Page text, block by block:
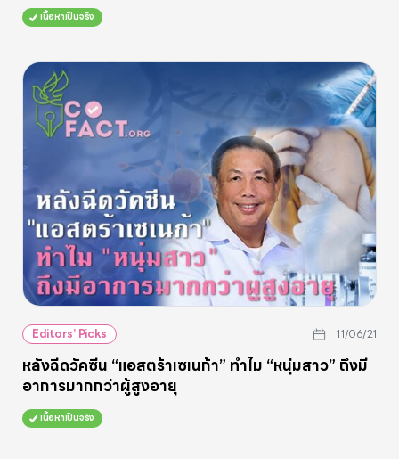
เนื้อหาเป็นจริง
Editors’ Picks 11/06/21
หลังฉีดวัคซีน “แอสตร้าเซเนก้า” ทำไม “หนุ่มสาว” ถึงมี
อาการมากกว่าผู้สูงอายุ
เนื้อหาเป็นจริง